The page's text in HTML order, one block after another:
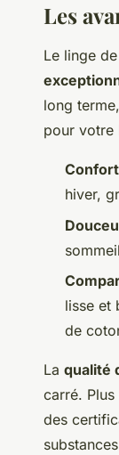
Les
Le linge
long
pour votre
hiver,
lisse et
de
La qualité
carré.
des